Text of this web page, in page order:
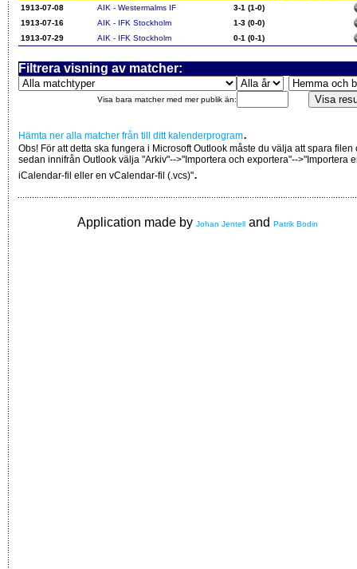
1913-07-08 AIK - Westermalms IF
3-1 (1-0)
1913-07-16
AIK - IFK Stockholm
1-3 (0-0)
1913-07-29
AIK - IFK Stockholm 0-1 (0-1)
Filtrera visning av matcher:
Visa bara matcher med mer publik än:
Hämta ner alla matcher från till ditt kalenderprogram.
Obs! För att detta ska fungera i Microsoft Outlook måste du välja att spara filen
sedan innifrån Outlook välja "Arkiv"-->"Importera och exportera"-->"Importera
iCalendar-fil eller en vCalendar-fil (.vcs)".
Application made by Johan Jentell and Patrik Bodin